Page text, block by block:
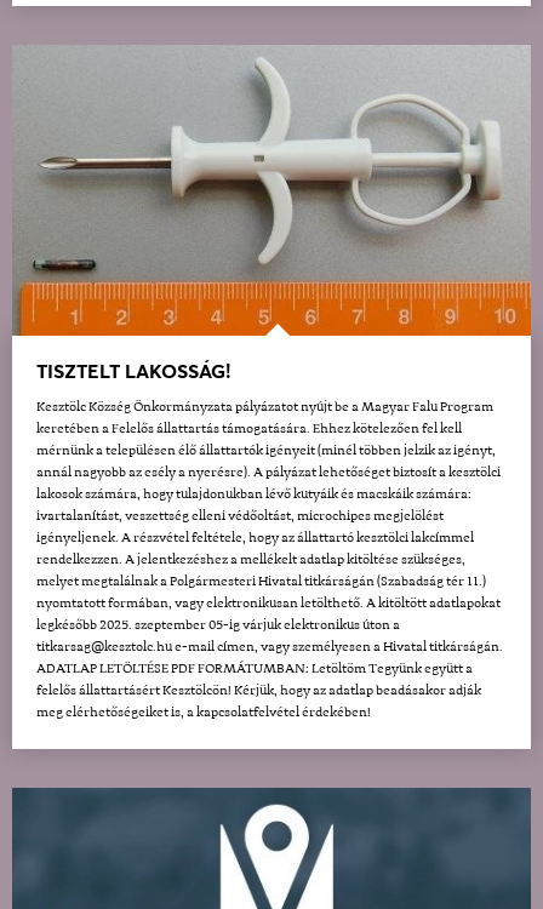
TISZTELT LAKOSSÁG!
Kesztölc Község Önkormányzata pályázatot nyújt be a Magyar Falu Program
keretében a Felelős állattartás támogatására. Ehhez kötelezően fel kell
mérnünk a településen élő állattartók igényeit (minél többen jelzik az igényt,
annál nagyobb az esély a nyerésre). A pályázat lehetőséget biztosít a kesztölci
lakosok számára, hogy tulajdonukban lévő kutyáik és macskáik számára:
ivartalanítást, veszettség elleni védőoltást, microchipes megjelölést
igényeljenek. A részvétel feltétele, hogy az állattartó kesztölci lakcímmel
rendelkezzen. A jelentkezéshez a mellékelt adatlap kitöltése szükséges,
melyet megtalálnak a Polgármesteri Hivatal titkárságán (Szabadság tér 11.)
nyomtatott formában, vagy elektronikusan letölthető. A kitöltött adatlapokat
legkésőbb 2025. szeptember 05-ig várjuk elektronikus úton a
titkarsag@kesztolc.hu e-mail címen, vagy személyesen a Hivatal titkárságán.
ADATLAP LETÖLTÉSE PDF FORMÁTUMBAN: Letöltöm Tegyünk együtt a
felelős állattartásért Kesztölcön! Kérjük, hogy az adatlap beadásakor adják
meg elérhetőségeiket is, a kapcsolatfelvétel érdekében!